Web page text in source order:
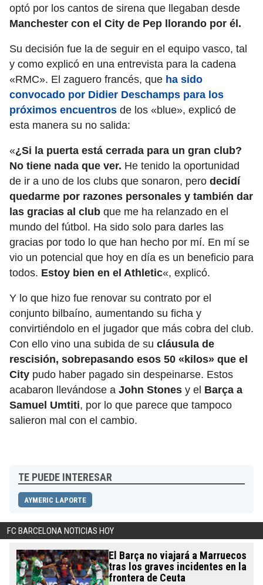
optó por los cantos de sirena que llegaban desde
Manchester con el City de Pep llorando por él.
Su decisión fue la de seguir en el equipo vasco, tal
y como explicó en una entrevista para la cadena
«RMC». El zaguero francés, que ha sido
convocado por Didier Deschamps para los
próximos encuentros de los «blue», explicó de
esta manera su no salida:
«¿Si la puerta está cerrada para un gran club?
No tiene nada que ver. He tenido la oportunidad
de ir a uno de los clubs que sonaron, pero decidí
quedarme por razones personales y también dar
las gracias al club que me ha relanzado en el
mundo del fútbol. Ha sido solo para darles las
gracias por todo lo que han hecho por mí. En mí se
vio un potencial que hoy en día es un beneficio para
todos. Estoy bien en el Athletic«, explicó.
Y lo que hizo fue renovar su contrato por el
conjunto bilbaíno, aumentando su ficha y
convirtiéndolo en el jugador que más cobra del club.
Con ello vino una subida de su c láusula de
rescisión, sobrepasando esos 50 «kilos» que el
City pudo haber pagado sin despeinarse. Estos
acabaron llevándose a John Stones y el Barça a
Samuel Umtiti, por lo que parece que tampoco
salieron mal con el cambio.
TE PUEDE INTERESAR
AYMERIC LAPORTE
FC BARCELONA NOTICIAS HOY
El Barça no viajará a Marruecos
tras los graves incidentes en la
frontera de Ceuta